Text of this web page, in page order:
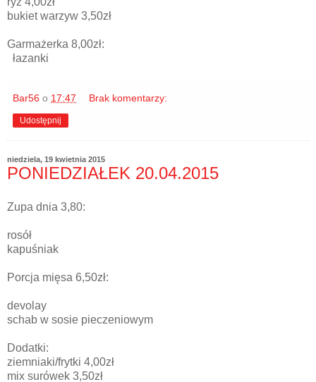
bukiet warzyw 3,50zł
Garmażerka 8,00zł:
łazanki
Bar56 o 17:47 Brak komentarzy:
Udostępnij
niedziela, 19 kwietnia 2015
PONIEDZIAŁEK 20.04.2015
Zupa dnia 3,80:
rosół
kapuśniak
Porcja mięsa 6,50zł:
devolay
schab w sosie pieczeniowym
Dodatki:
ziemniaki/frytki 4,00zł
mix surówek 3,50zł